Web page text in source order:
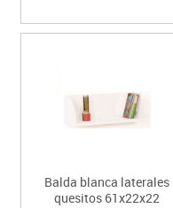
Balda blanca laterales
quesitos 61x22x22